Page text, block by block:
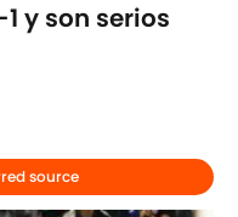
y son serios
source